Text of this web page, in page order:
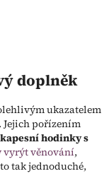
doplněk
ukazatelem
pořízením
kapesní hodinky s
věnování,
tak jednoduché,